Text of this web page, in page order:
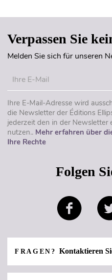
Verpassen Sie
Melden Sie sich für unseren
Ihre E-Mail-Adresse wird
die Newsletter der Éditions
jederzeit den in der
nutzen.. Mehr erfahren über
Ihre Rechte
Folgen
FRAGEN? Kontaktieren